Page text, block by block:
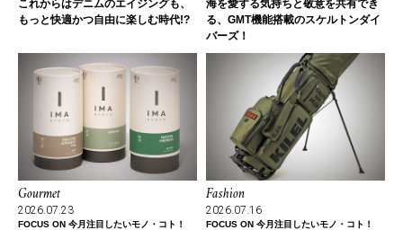
これからはデニムのエイジングも、
もっと快適かつ自由に楽しむ時代!?
海を愛する気持ちと敬意を共有でき
る、GMT機能搭載のスケルトンダイ
バーズ！
Gourmet
2026.07.23
FOCUS ON 今月注目したいモノ・コト！
Fashion
2026.07.16
FOCUS ON 今月注目したいモノ・コト！